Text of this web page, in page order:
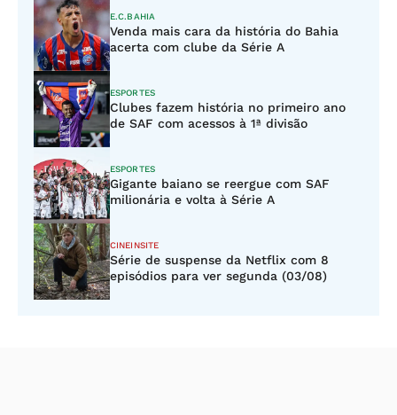
E.C.BAHIA
Venda mais cara da história do Bahia
acerta com clube da Série A
ESPORTES
Clubes fazem história no primeiro ano
de SAF com acessos à 1ª divisão
ESPORTES
Gigante baiano se reergue com SAF
milionária e volta à Série A
CINEINSITE
Série de suspense da Netflix com 8
episódios para ver segunda (03/08)